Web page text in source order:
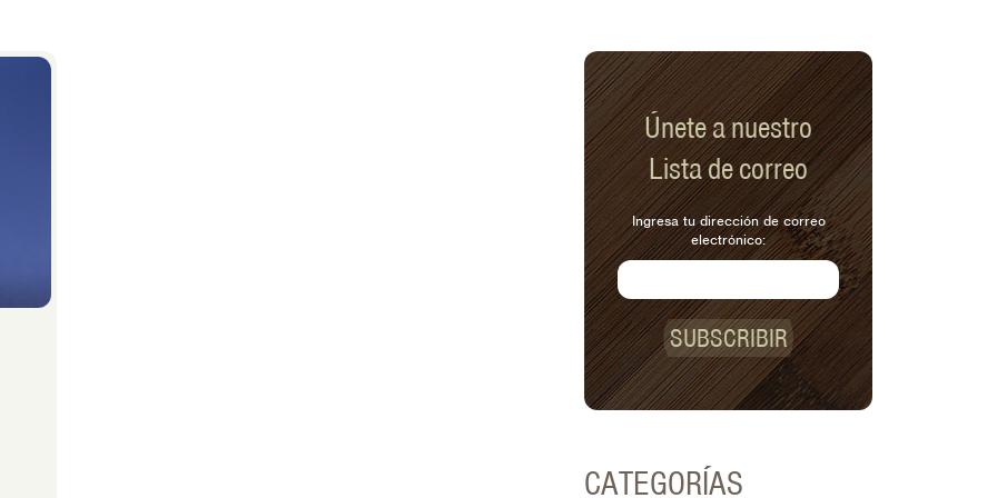
Únete a nuestro
Lista de correo
Ingresa tu dirección de correo
electrónico:
SUBSCRIBIR
CATEGORÍAS